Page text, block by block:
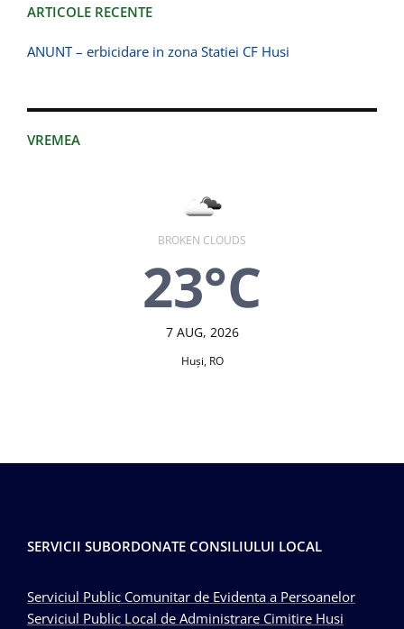
ARTICOLE RECENTE
ANUNT – erbicidare in zona Statiei CF Husi
VREMEA
BROKEN CLOUDS
23°C
7 AUG, 2026
Huşi, RO
SERVICII SUBORDONATE CONSILIULUI LOCAL
Serviciul Public Comunitar de Evidenta a Persoanelor
Serviciul Public Local de Administrare Cimitire Husi